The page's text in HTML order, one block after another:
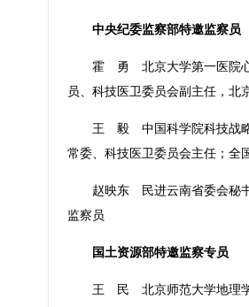
中央纪委监察部特邀监察员
霍 勇 北京大学第一医院心
员、科技医卫委员会副主任，北
王 毅 中国科学院科技战略
常委、科技医卫委员会主任；全
赵映东 民进云南省委会秘书
监察员
国土资源部特邀监察专员
王 民 北京师范大学地理学